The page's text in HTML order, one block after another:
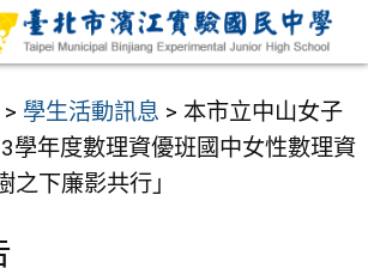
> 學生活動訊息 > 本市立中山女子
學年度數理資優班國中女性數理資
下廉影共行」